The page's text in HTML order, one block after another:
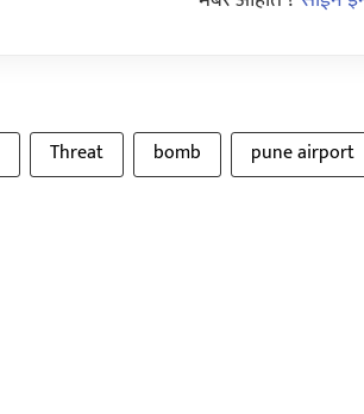
Threat bomb pune airport